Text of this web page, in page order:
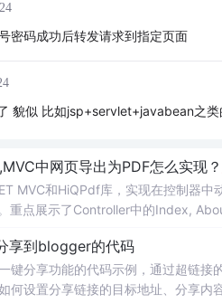
密码成功后转发请求到指定页面
貌似 比如jsp+servlet+javabean之
,MVC中网页导出为PDF怎么实现？
MVC和HiQPdf库，实现在控制器中
重点展示了Controller中的Index,
享到blogger的代码
键分享功能的代码示例，通过超链
何设置分享链接的目标地址、分享内